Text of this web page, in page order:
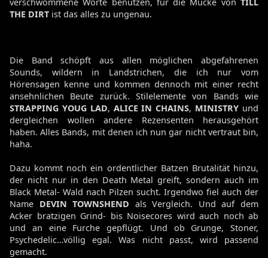
THE DIRT ist das alles zu ungenau.
Die Band schöpft aus allen möglichen abgefahrenen
Sounds, wildern in Landstrichen, die ich nur vom
Hörensagen kenne und kommen dennoch mit einer recht
ansehnlichen Beute zurück. Stilelemente von Bands wie
STRAPPING YOUG LAD, ALICE IN CHAINS, MINISTRY und
dergleichen wollen andere Rezensenten herausgehört
haben. Alles Bands, mit denen ich nun gar nicht vertraut bin,
haha.
Dazu kommt noch ein ordentlicher Batzen Brutalität hinzu,
der nicht nur in den Death Metal greift, sondern auch im
Black Metal- Wald nach Pilzen sucht. Irgendwo fiel auch der
Name DEVIN TOWNSHEND als Vergleich. Und auf dem
Acker bratzigen Grind- bis Noisecores wird auch noch ab
und an eine Furche gepflügt. Und ob Grunge, Stoner,
Psychedelic…völlig egal. Was nicht passt, wird passend
gemacht.